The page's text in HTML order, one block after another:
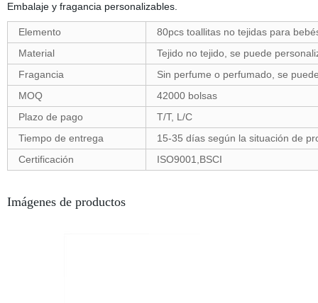
Embalaje y fragancia personalizables.
Elemento
80pcs toallitas no tejidas para
Material
Tejido no tejido, se puede
Fragancia
Sin perfume o perfumado, se
MOQ
42000 bolsas
Plazo de pago
T/T, L/C
Tiempo de entrega
15-35 días según la situación de
Certificación
ISO9001,BSCI
Imágenes de productos